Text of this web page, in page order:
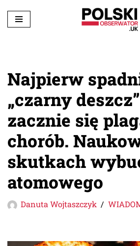
Przejdź
Najpierw
„czarny
zacznie się
chorób.
skutkach
atomowego
Danuta Wojtaszczyk